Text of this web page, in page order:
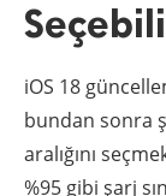
iOS 18
bundan sonra
aralığını
%95 gibi şarj